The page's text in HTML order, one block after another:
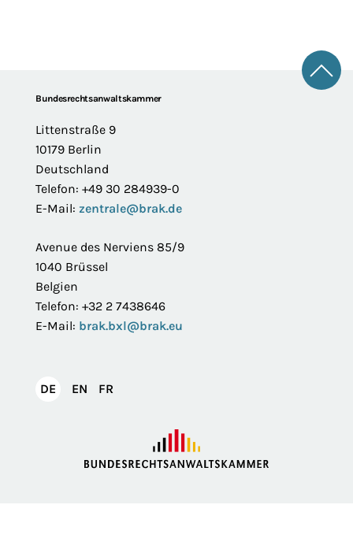
FooterBundesrechtsanwaltskammer
Littenstraße 9
10179 Berlin
Deutschland
Telefon: +49 30 284939-0
E-Mail: zentrale@brak.de
Avenue des Nerviens 85/9
1040 Brüssel
Belgien
Telefon: +32 2 7438646
E-Mail: brak.bxl@brak.eu
DEDeutsch
EN English
FR